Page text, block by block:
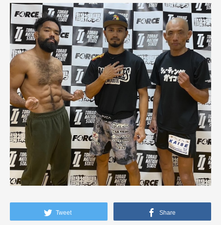
Tweet Share